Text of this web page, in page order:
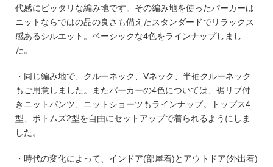
代感にピッタリな編み地です。その編み地を使ったパーカーは
ニットならではの品の良さも備えたスタンダードでリラックス
感あるシルエット。ベーシックな4色をラインナップしまし
た。
・同じ編み地で、クルーネック、Vネック、半袖クルーネック
もご用意しました。またパーカーの4色については、裾リブ付
きニットパンツ、ニットショーツもラインナップ。トップス4
型、ボトムズ2型を自由にセットアップで着られるようにしま
した。
・時代の変化によって、インドア(部屋着)とアウトドア(外出着)